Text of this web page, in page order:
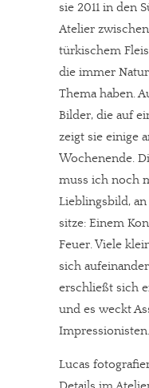
sie 2011 in den
Atelier
türkischem
die immer
Thema haben.
Bilder, die auf
zeigt sie einige
Wochenende.
muss ich noch
Lieblingsbild,
sitze: Einem
Feuer. Viele
sich
erschließt sich
und es weckt
Impressionisten.
Lucas